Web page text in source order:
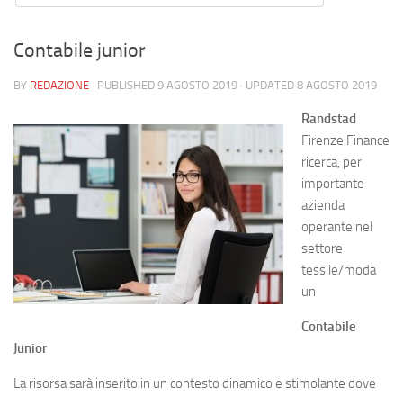
Contabile junior
BY REDAZIONE · PUBLISHED 9 AGOSTO 2019 · UPDATED 8 AGOSTO 2019
Randstad
Firenze Finance
ricerca, per
importante
azienda
operante nel
settore
tessile/moda
un
Contabile
Junior
La risorsa sarà inserito in un contesto dinamico e stimolante dove